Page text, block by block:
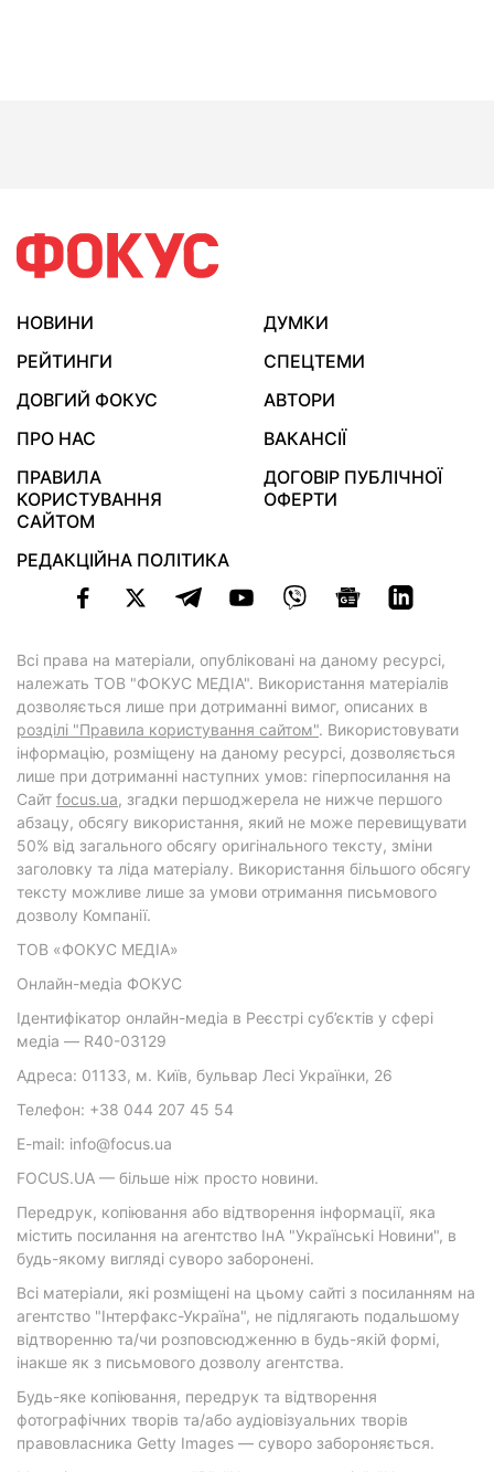
НОВИНИ
ДУМКИ
РЕЙТИНГИ
СПЕЦТЕМИ
ДОВГИЙ ФОКУС
АВТОРИ
ПРО НАС
ВАКАНСІЇ
ПРАВИЛА
КОРИСТУВАННЯ
САЙТОМ
ДОГОВІР ПУБЛІЧНОЇ
ОФЕРТИ
РЕДАКЦІЙНА ПОЛІТИКА
Всі права на матеріали, опубліковані на даному ресурсі,
належать ТОВ "ФОКУС МЕДІА". Використання матеріалів
дозволяється лише при дотриманні вимог, описаних в
розділі "Правила користування сайтом". Використовувати
інформацію, розміщену на даному ресурсі, дозволяється
лише при дотриманні наступних умов: гіперпосилання на
Cайт focus.ua, згадки першоджерела не нижче першого
абзацу, обсягу використання, який не може перевищувати
50% від загального обсягу оригінального тексту, зміни
заголовку та ліда матеріалу. Використання більшого обсягу
тексту можливе лише за умови отримання письмового
дозволу Компанії.
ТОВ «ФОКУС МЕДІА»
Онлайн-медіа ФОКУС
Ідентифікатор онлайн-медіа в Реєстрі суб’єктів у сфері
медіа — R40-03129
Адреса: 01133, м. Київ, бульвар Лесі Українки, 26
Телефон: +38 044 207 45 54
E-mail: info@focus.ua
FOCUS.UA — більше ніж просто новини.
Передрук, копіювання або відтворення інформації, яка
містить посилання на агентство ІнА "Українські Новини", в
будь-якому вигляді суворо заборонені.
Всі матеріали, які розміщені на цьому сайті з посиланням на
агентство "Інтерфакс-Україна", не підлягають подальшому
відтворенню та/чи розповсюдженню в будь-якій формі,
інакше як з письмового дозволу агентства.
Будь-яке копіювання, передрук та відтворення
фотографічних творів та/або аудіовізуальних творів
правовласника Getty Images — суворо забороняється.